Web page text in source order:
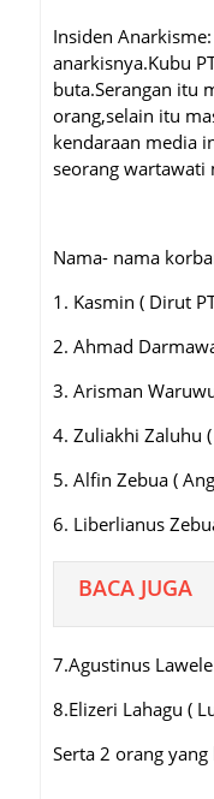
Insiden
anarkisnya.Kubu
buta.Serangan itu
orang,selain itu
kendaraan media
seorang wartawati
Nama- nama
1. Kasmin ( Dirut
2. Ahmad
3. Arisman
4. Zuliakhi Zaluhu
5. Alfin Zebua (
6. Liberlianus
BACA JUGA
7.Agustinus
8.Elizeri Lahagu (
Serta 2 orang